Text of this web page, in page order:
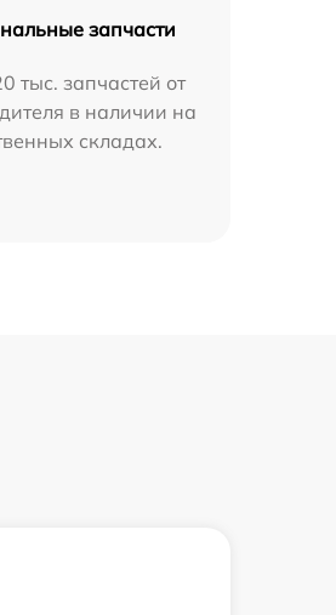
запчасти
тыс. запчастей от
в наличии на
складах.